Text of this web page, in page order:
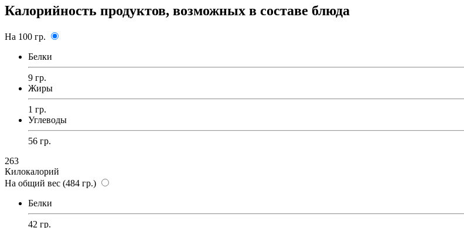
Калорийность продуктов, возможных в составе блюда
На 100 гр.
Белки
9 гр.
Жиры
1 гр.
Углеводы
56 гр.
263
Килокалорий
На общий вес (484 гр.)
Белки
42 гр.